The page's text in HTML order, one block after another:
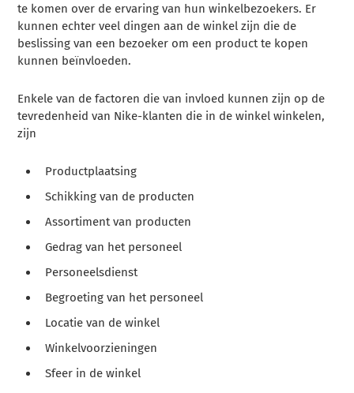
te komen over de ervaring van hun winkelbezoekers. Er
kunnen echter veel dingen aan de winkel zijn die de
beslissing van een bezoeker om een product te kopen
kunnen beïnvloeden.
Enkele van de factoren die van invloed kunnen zijn op de
tevredenheid van Nike-klanten die in de winkel winkelen,
zijn
Productplaatsing
Schikking van de producten
Assortiment van producten
Gedrag van het personeel
Personeelsdienst
Begroeting van het personeel
Locatie van de winkel
Winkelvoorzieningen
Sfeer in de winkel